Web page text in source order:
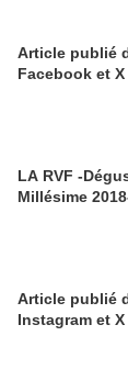
Article publié depuis
LA RVF -
Millésime
Article publié depuis